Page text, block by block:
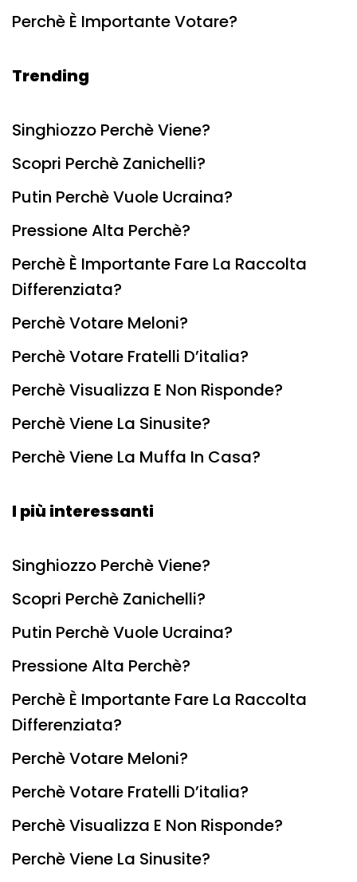
Perchè È Importante Votare?
Trending
Singhiozzo Perchè Viene?
Scopri Perchè Zanichelli?
Putin Perchè Vuole Ucraina?
Pressione Alta Perchè?
Perchè È Importante Fare La Raccolta
Differenziata?
Perchè Votare Meloni?
Perchè Votare Fratelli D’italia?
Perchè Visualizza E Non Risponde?
Perchè Viene La Sinusite?
Perchè Viene La Muffa In Casa?
I più interessanti
Singhiozzo Perchè Viene?
Scopri Perchè Zanichelli?
Putin Perchè Vuole Ucraina?
Pressione Alta Perchè?
Perchè È Importante Fare La Raccolta
Differenziata?
Perchè Votare Meloni?
Perchè Votare Fratelli D’italia?
Perchè Visualizza E Non Risponde?
Perchè Viene La Sinusite?